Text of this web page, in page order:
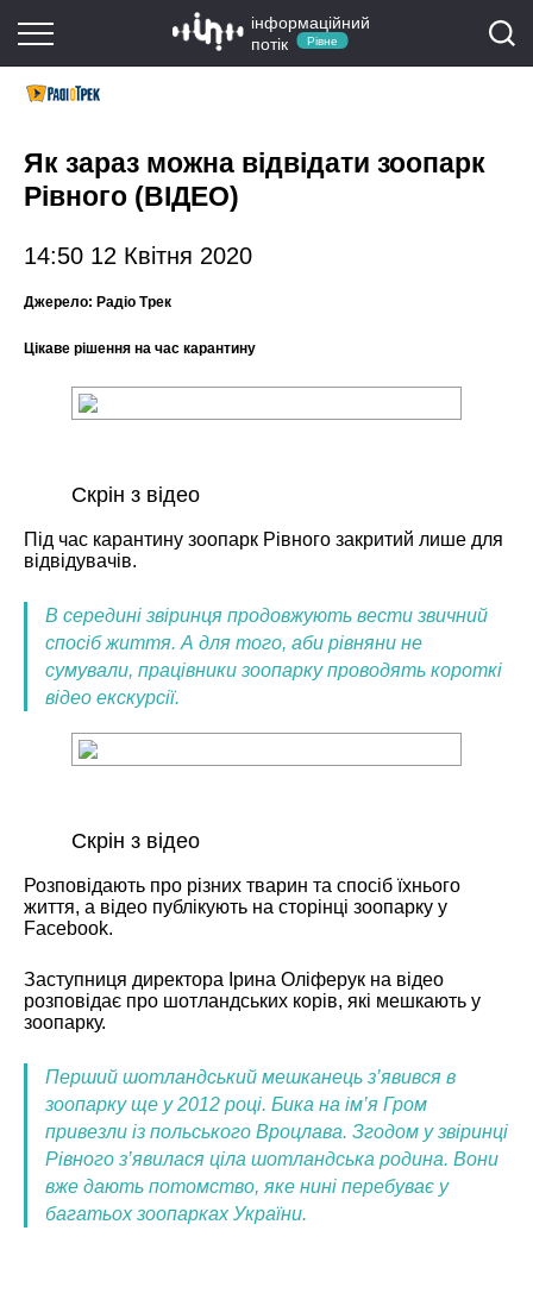
інформаційний
потік
Рівне
Як зараз можна відвідати зоопарк
Рівного (ВІДЕО)
14:50 12 Квітня 2020
Джерело: Радіо Трек
Цікаве рішення на час карантину
Скрін з відео
Під час карантину зоопарк Рівного закритий лише для
відвідувачів.
В середині звіринця продовжують вести звичний
спосіб життя. А для того, аби рівняни не
сумували, працівники зоопарку проводять короткі
відео екскурсії.
Скрін з відео
Розповідають про різних тварин та спосіб їхнього
життя, а відео публікують на сторінці зоопарку у
Facebook.
Заступниця директора Ірина Оліферук на відео
розповідає про шотландських корів, які мешкають у
зоопарку.
Перший шотландський мешканець з’явився в
зоопарку ще у 2012 році. Бика на ім’я Гром
привезли із польського Вроцлава. Згодом у звіринці
Рівного з’явилася ціла шотландська родина. Вони
вже дають потомство, яке нині перебуває у
багатьох зоопарках України.